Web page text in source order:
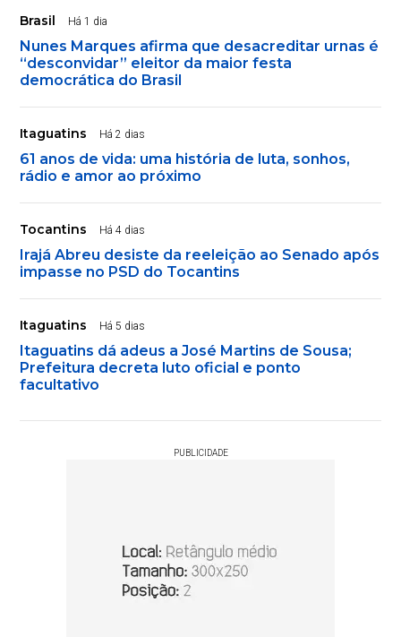
Brasil Há 1 dia
Nunes Marques afirma que desacreditar urnas é
“desconvidar” eleitor da maior festa
democrática do Brasil
Itaguatins Há 2 dias
61 anos de vida: uma história de luta, sonhos,
rádio e amor ao próximo
Tocantins Há 4 dias
Irajá Abreu desiste da reeleição ao Senado após
impasse no PSD do Tocantins
Itaguatins Há 5 dias
Itaguatins dá adeus a José Martins de Sousa;
Prefeitura decreta luto oficial e ponto
facultativo
PUBLICIDADE